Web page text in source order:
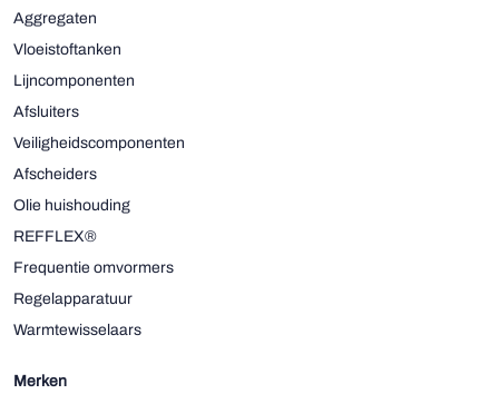
Aggregaten
Vloeistoftanken
Lijncomponenten
Afsluiters
Veiligheidscomponenten
Afscheiders
Olie huishouding
REFFLEX®
Frequentie omvormers
Regelapparatuur
Warmtewisselaars
Merken